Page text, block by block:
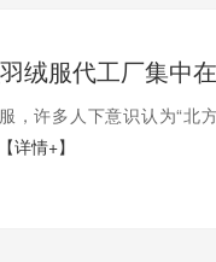
绒服代工厂集中
，许多人下意识认为“北
【详情+】